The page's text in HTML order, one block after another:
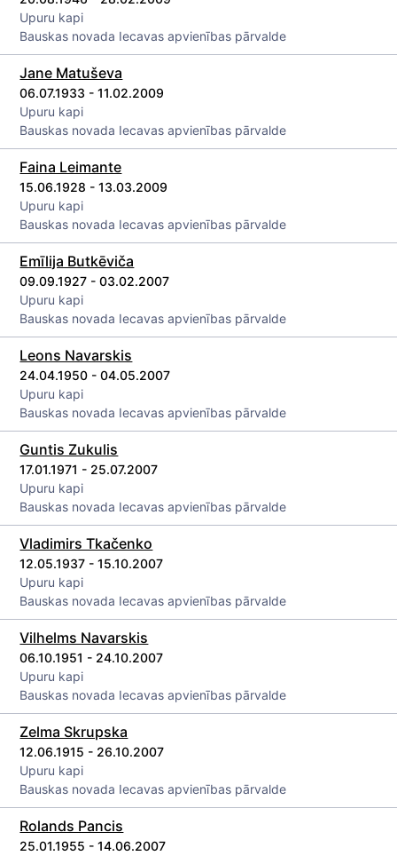
Upuru kapi
Bauskas novada Iecavas apvienības pārvalde
Jane Matuševa
06.07.1933 - 11.02.2009
Upuru kapi
Bauskas novada Iecavas apvienības pārvalde
Faina Leimante
15.06.1928 - 13.03.2009
Upuru kapi
Bauskas novada Iecavas apvienības pārvalde
Emīlija Butkēviča
09.09.1927 - 03.02.2007
Upuru kapi
Bauskas novada Iecavas apvienības pārvalde
Leons Navarskis
24.04.1950 - 04.05.2007
Upuru kapi
Bauskas novada Iecavas apvienības pārvalde
Guntis Zukulis
17.01.1971 - 25.07.2007
Upuru kapi
Bauskas novada Iecavas apvienības pārvalde
Vladimirs Tkačenko
12.05.1937 - 15.10.2007
Upuru kapi
Bauskas novada Iecavas apvienības pārvalde
Vilhelms Navarskis
06.10.1951 - 24.10.2007
Upuru kapi
Bauskas novada Iecavas apvienības pārvalde
Zelma Skrupska
12.06.1915 - 26.10.2007
Upuru kapi
Bauskas novada Iecavas apvienības pārvalde
Rolands Pancis
25.01.1955 - 14.06.2007